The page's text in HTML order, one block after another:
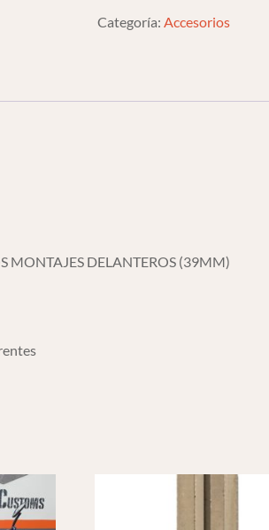
Harley
Categoría:Accesorios
MONTAJES DELANTEROS (39MM)